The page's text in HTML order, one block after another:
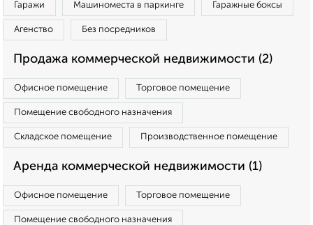
Гаражи Машиноместа в паркинге Гаражные боксы
Агенство Без посредников
Продажа коммерческой недвижимости (2)
Офисное помещение Торговое помещение
Помещение свободного назначения
Складское помещение Производственное помещение
Аренда коммерческой недвижимости (1)
Офисное помещение Торговое помещение
Помещение свободного назначения